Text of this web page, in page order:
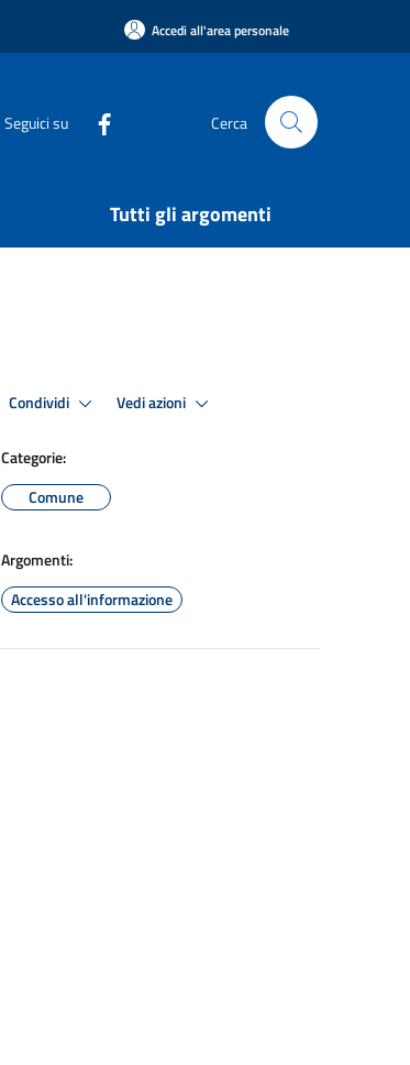
Accedi all'area personale
Seguici su Cerca
Tutti gli argomenti
Condividi Vedi azioni
Categorie:
Comune
Argomenti:
Accesso all'informazione